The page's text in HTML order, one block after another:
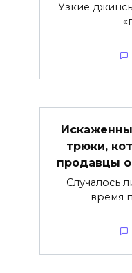
Узкие
трюки,
продавцы
Случалось
время